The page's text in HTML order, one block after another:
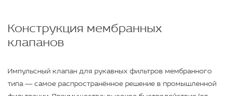
Конструкция мембранных
клапанов
Импульсный клапан для рукавных фильтров мембранного
типа — самое распространённое решение в промышленной